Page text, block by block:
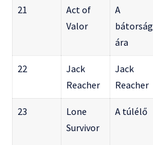
21
Act of
Valor
A
bátorság
ára
22
Jack
Reacher
Jack
Reacher
23
Lone
Survivor
A túlélő